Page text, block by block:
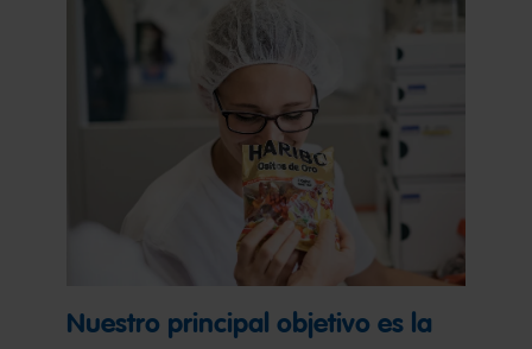
Nuestro principal objetivo es la